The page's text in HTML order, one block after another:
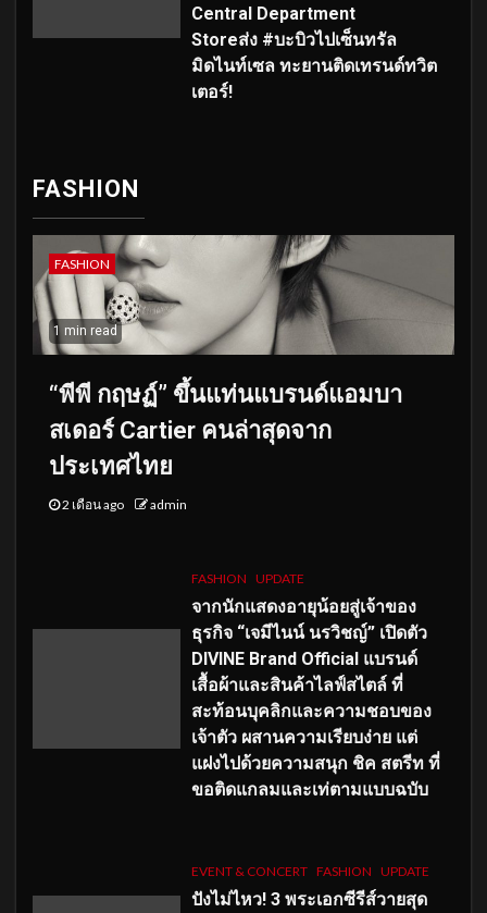
Central Department
Storeส่ง #บะบิวไปเซ็นทรัล
มิดไนท์เซล ทะยานติดเทรนด์ทวิต
เตอร์!
FASHION
FASHION
1 min read
“พีพี กฤษฏ์” ขึ้นแท่นแบรนด์แอมบา
สเดอร์ Cartier คนล่าสุดจาก
ประเทศไทย
2 เดือน ago admin
FASHION UPDATE
จากนักแสดงอายุน้อยสู่เจ้าของ
ธุรกิจ “เจมีไนน์ นรวิชญ์” เปิดตัว
DIVINE Brand Official แบรนด์
เสื้อผ้าและสินค้าไลฟ์สไตล์ ที่
สะท้อนบุคลิกและความชอบของ
เจ้าตัว ผสานความเรียบง่าย แต่
แฝงไปด้วยความสนุก ชิค สตรีท ที่
ขอติดแกลมและเท่ตามแบบฉบับ
EVENT & CONCERT FASHION UPDATE
ปังไม่ไหว! 3 พระเอกซีรีส์วายสุด